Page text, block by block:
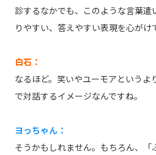
診するなかでも、このような言葉
りやすい、答えやすい表現を心がけ
白石：
なるほど。笑いやユーモアというよ
で対話するイメージなんですね。
ヨっちゃん：
そうかもしれません。もちろん、「